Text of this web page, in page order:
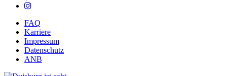
FAQ
Karriere
Impressum
Datenschutz
ANB